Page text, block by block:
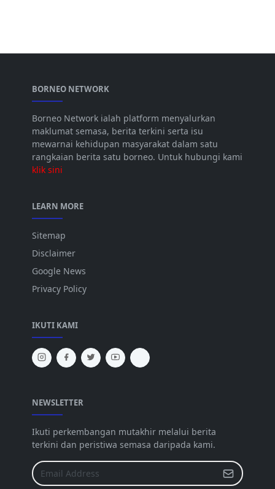
BORNEO NETWORK
Borneo Network ialah platform menyalurkan
maklumat semasa, berita terkini serta isu
mewarnai kehidupan masyarakat dalam satu
rangkaian berita satu borneo. Untuk hubungi kami
klik sini
LEARN MORE
Sitemap
Disclaimer
Google News
Privacy Policy
IKUTI KAMI
NEWSLETTER
Ikuti perkembangan mutakhir melalui berita
terkini dan peristiwa semasa daripada kami.